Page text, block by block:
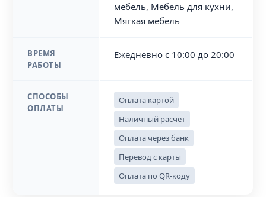
мебель, Мебель для кухни,
Мягкая мебель
ВРЕМЯ
РАБОТЫ
Ежедневно с 10:00 до 20:00
СПОСОБЫ
ОПЛАТЫ
Оплата картой
Наличный расчёт
Оплата через банк
Перевод с карты
Оплата по QR-коду